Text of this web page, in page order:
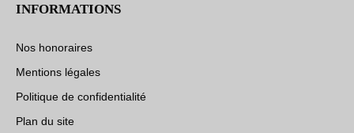
INFORMATIONS
Nos honoraires
Mentions légales
Politique de confidentialité
Plan du site